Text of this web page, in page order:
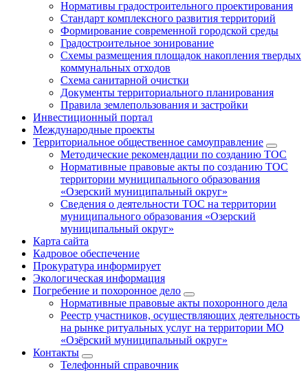
Нормативы градостроительного проектирования
Стандарт комплексного развития территорий
Формирование современной городской среды
Градостроительное зонирование
Схемы размещения площадок накопления твердых
коммунальных отходов
Схема санитарной очистки
Документы территориального планирования
Правила землепользования и застройки
Инвестиционный портал
Международные проекты
Территориальное общественное самоуправление
Методические рекомендации по созданию ТОС
Нормативные правовые акты по созданию ТОС
территории муниципального образования
«Озерский муниципальный округ»
Сведения о деятельности ТОС на территории
муниципального образования «Озерский
муниципальный округ»
Карта сайта
Кадровое обеспечение
Прокуратура информирует
Экологическая информация
Погребение и похоронное дело
Нормативные правовые акты похоронного дела
Реестр участников, осуществляющих деятельность
на рынке ритуальных услуг на территории МО
«Озёрский муниципальный округ»
Контакты
Телефонный справочник